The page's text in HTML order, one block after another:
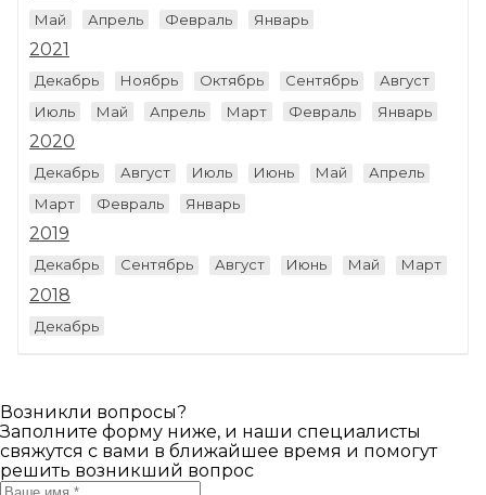
Май Апрель Февраль Январь
2021
Декабрь Ноябрь Октябрь Сентябрь
Август
Июль
Май Апрель Март Февраль Январь
2020
Декабрь Август Июль Июнь Май
Апрель
Март
Февраль Январь
2019
Декабрь Сентябрь Август Июнь Май Март
2018
Декабрь
Возникли вопросы?
Заполните форму ниже, и наши специалисты
свяжутся с вами в ближайшее время и помогут
решить возникший вопрос